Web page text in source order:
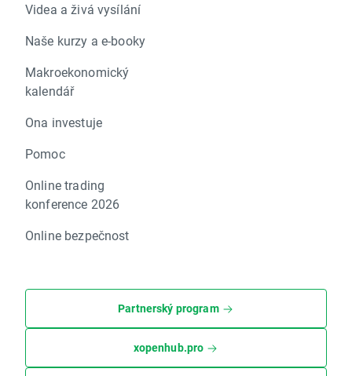
Videa a živá vysílání
Naše kurzy a e-booky
Makroekonomický
kalendář
Ona investuje
Pomoc
Online trading
konference 2026
Online bezpečnost
Partnerský program
xopenhub.pro